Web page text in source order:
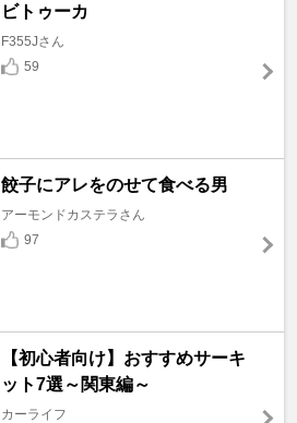
ビトゥーカ
F355Jさん
59
餃子にアレをのせて食べる男
アーモンドカステラさん
97
【初心者向け】おすすめサーキ
ット7選～関東編～
カーライフ